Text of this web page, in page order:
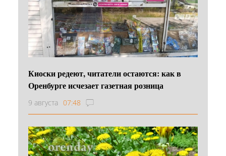
Киоски редеют, читатели остаются: как в
Оренбурге исчезает газетная розница
9 августа 07:48